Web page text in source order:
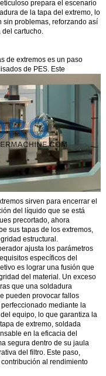
prepara el escenario
de la tapa del extremo, lo
sin problemas, reforzando así
cartucho.
de extremos es un paso
de PES. Este
sirven para encerrar el
del líquido que se está
precortado, ahora
sus tapas de los extremos,
estructural.
ajusta los parámetros
específicos del
es lograr una fusión que
del material. Un exceso
que una soldadura
pueden provocar fallos
mediante la
equipo, lo que garantiza la
de extremo, soldada
en la eficacia del
segura dentro de su jaula
del filtro. Este paso,
al rendimiento